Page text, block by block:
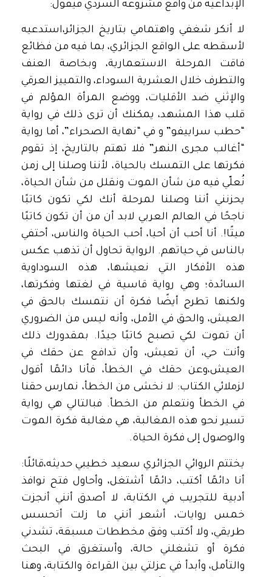
الإبداعية من واقع مشروعه السردي فيقول:
لا أنكر شغفي واهتمامي بتاريخ الجزائر،استدعيه
لأسقطه على الواقع الجزائري، بما فيه من فظائع
فاقت المرحلة الاستعمارية، وبخاصة العنف
والتطرف خلال العشرية السوداء، والتمييز العرقي
والإثني ضد الأقليات، ووضع المرأة المؤلم في
قلب هذا المشهد، يمكنك أن ترى ذلك في رواية
“حطب سراييفو” و في “نهاية الصحراء”، أما رواية
“أغالب مجرى النهر” فلا تهتم بالتاريخ، إذ تقوم
فكرتها على التمسك بالحياة، لأننا وصلنا إلى زمن
نُعلّي فيه من شأن الموت ونقلل من شأن الحياة،
يحزنني أننا وصلنا لمرحلة أنك لكي تكون كاتبًا
ناجحًا في العالم العربي لابد أن من أن تكون كاتبًا
ميتًا!. أنا أحب أن أحيا، أحب الحياة والناس، أحتفي
بالناس في حياتهم. الرواية تحاول أن تذهب عكس
هذه الأفكار التي نعيشها، هذه السوداوية
السائدة؛ وهي رواية قاسية في لغتها وفكرتها،
ولكنها تطرح أيضًا فكرة أن نتمسك بالحق في
العيش، والحق في الأمل، وأنه ليس من الضروري
أن تموت لكي تصبح كاتبًا جيدًا. بمقدورك ذلك
وأنت حي، أن تعيش، وأن تدافع عن حقك في
العيش،وعن حقك في الخطأ، فأنا دائمًا أقول
لزملائي الكتاب: لا نخشى من الخطأ، نمارس حقنا
في الخطأ ونتعلم من الخطأ. فبالتالي هي رواية
تسير نحو هذه المغالبة، هي مغالبة فكرة الموت
والوصول إلى فكرة الحياة.
يختتم الروائي الجزائري سعيد خطيبي حديثه،قائلًا:
أنا دائمًا أكتب، دائمًا أشتغل، وأحاول فتح نوافذ
أدبية للتجريب في الكتابة، لا أصدق أنني أنجزت
خمس روايات، أشعر أنني ما زلت أتحسس
طريقي، ولا أكتب وفق مخططات مسبقة، تشدني
فكرة أو تشغلني حالة، وأستغرق في البحث
والتأمل، وأبدأ في عزلتي بين القراءة والكتابة، وهنا